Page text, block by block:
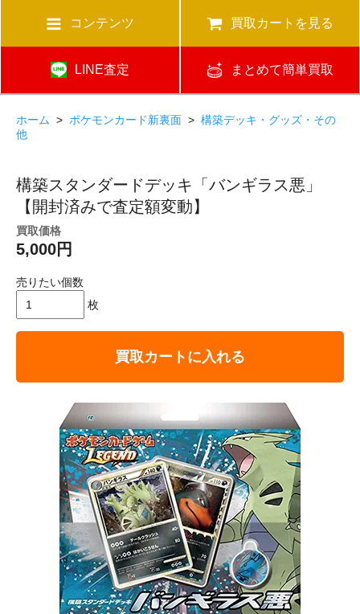
コンテンツ 買取カートを見る
LINE査定 まとめて簡単買取
ホーム > ポケモンカード新裏面 > 構築デッキ・グッズ・その
他
構築スタンダードデッキ「バンギラス悪」
【開封済みで査定額変動】
買取価格
5,000円
売りたい個数
枚
買取カートに入れる